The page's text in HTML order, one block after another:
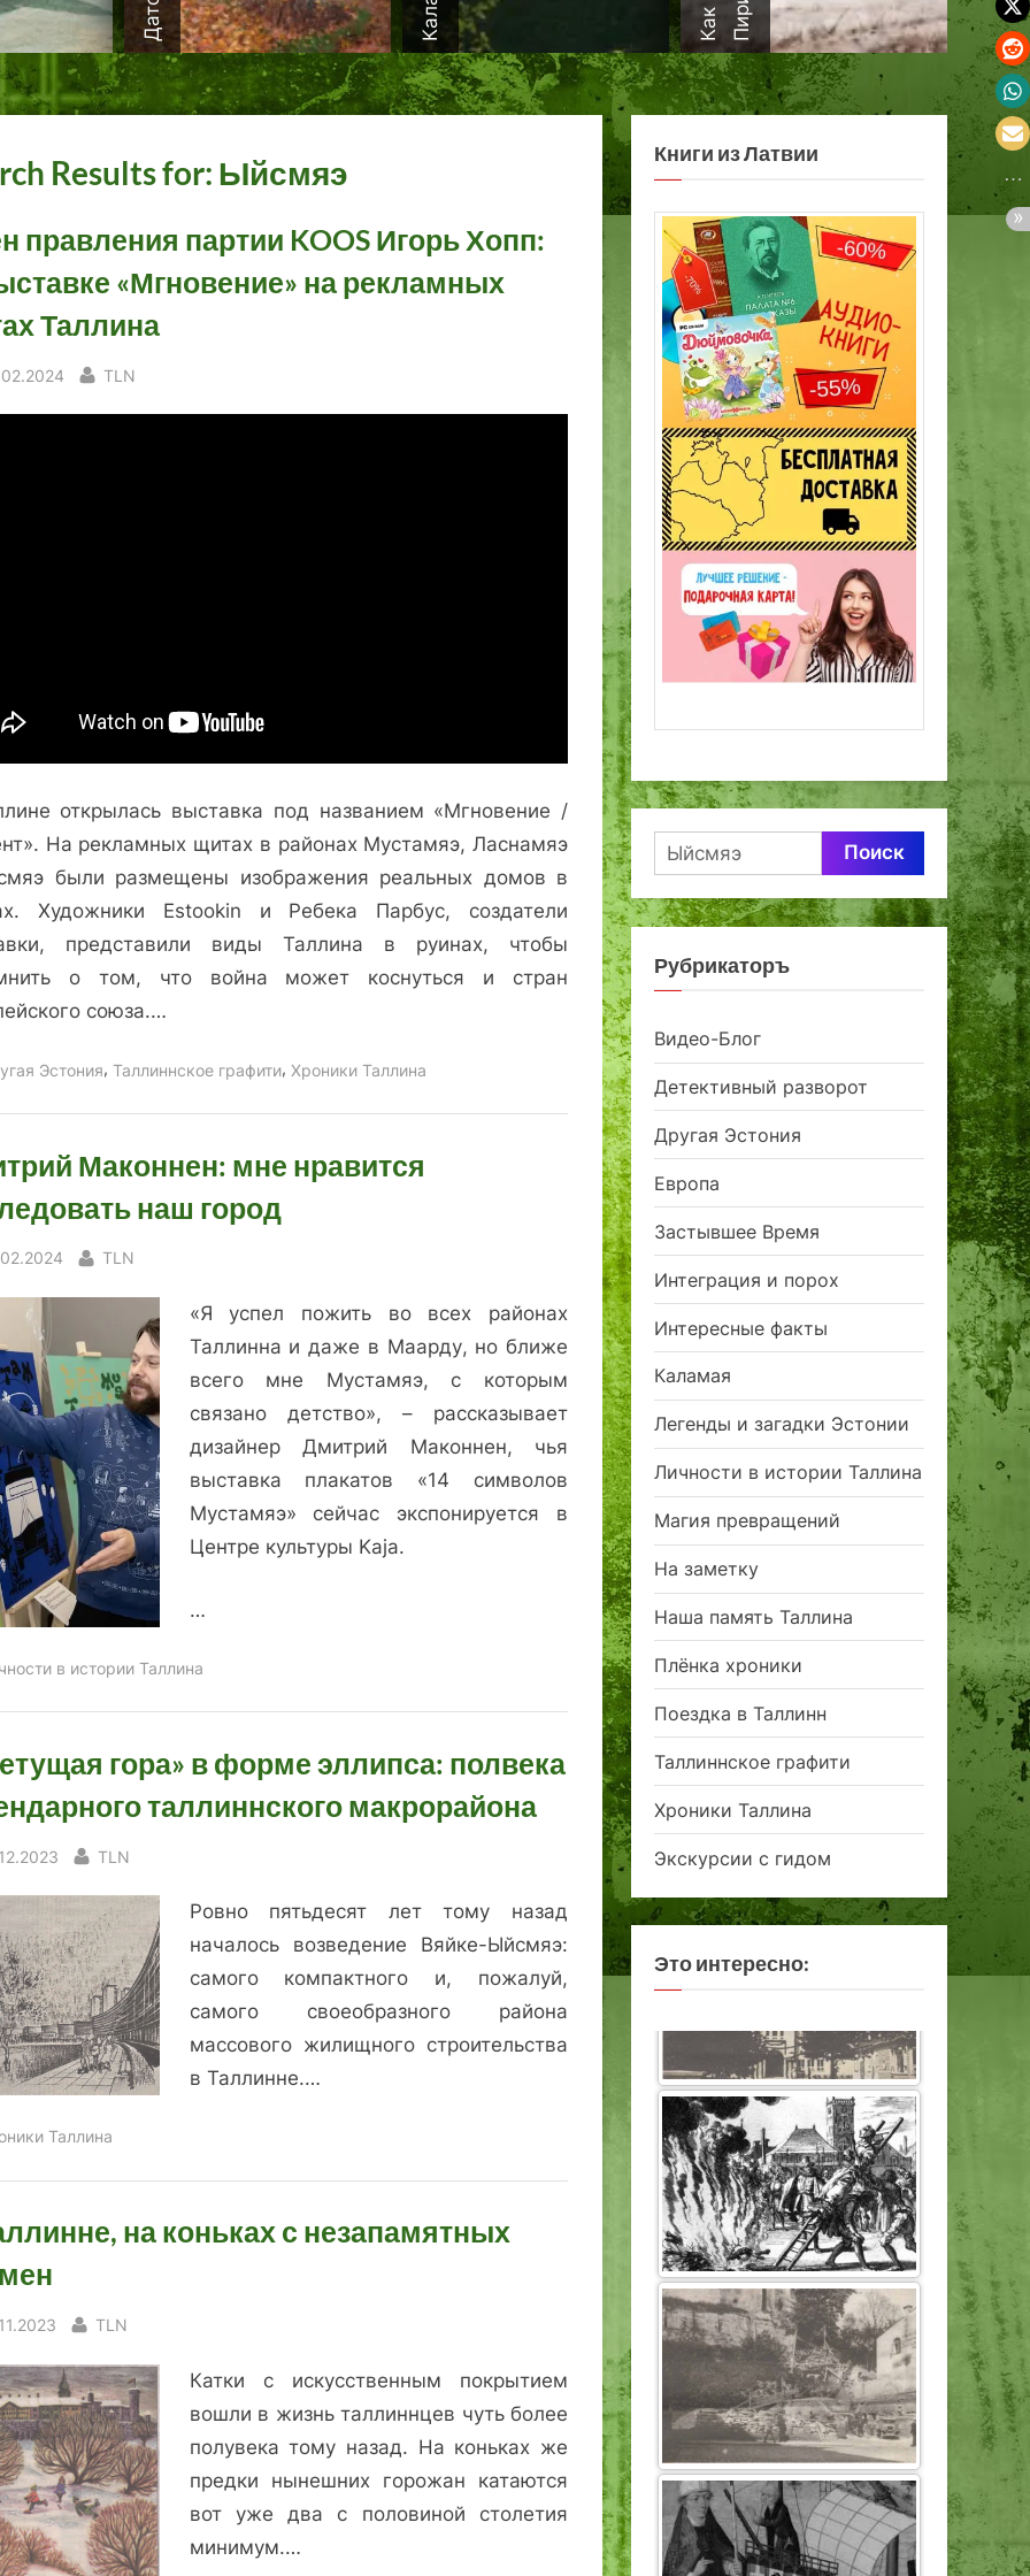
Results for: Ыйсмяэ
правления партии KOOS Игорь Хопп:
«Мгновение» на рекламных
Таллина
By
TLN
открылась выставка под названием «Мгновение /
На рекламных щитах в районах Мустамяэ, Ласнамяэ
были размещены изображения реальных домов в
Художники Estookin и Ребека Парбус, создатели
представили виды Таллина в руинах, чтобы
о том, что война может коснуться и стран
союза.…
Эстония, Таллиннское графити, Хроники Таллина
Маконнен: мне нравится
наш город
By
TLN
«Я успел пожить во всех районах
Таллинна и даже в Маарду, но ближе
всего мне Мустамяэ, с которым
связано детство», – рассказывает
дизайнер Дмитрий Маконнен, чья
выставка плакатов «14 символов
Мустамяэ» сейчас экспонируется в
Центре культуры Kaja.
…
в истории Таллина
гора» в форме эллипса: полвека
таллиннского макрорайона
By
TLN
Ровно пятьдесят лет тому назад
началось возведение Вяйке-Ыйсмяэ:
самого компактного и, пожалуй,
самого своеобразного района
массового жилищного строительства
в Таллинне.…
Таллина
на коньках с незапамятных
By
TLN
Катки с искусственным покрытием
вошли в жизнь таллиннцев чуть более
полувека тому назад. На коньках же
предки нынешних горожан катаются
вот уже два с половиной столетия
минимум.…
Книги из Латвии
Найти:
Рубрикаторъ
Видео-Блог
Детективный разворот
Другая Эстония
Европа
Застывшее Время
Интеграция и порох
Интересные факты
Каламая
Легенды и загадки Эстонии
Личности в истории Таллина
Магия превращений
На заметку
Наша память Таллина
Плёнка хроники
Поездка в Таллинн
Таллиннское графити
Хроники Таллина
Экскурсии с гидом
Это интересно: